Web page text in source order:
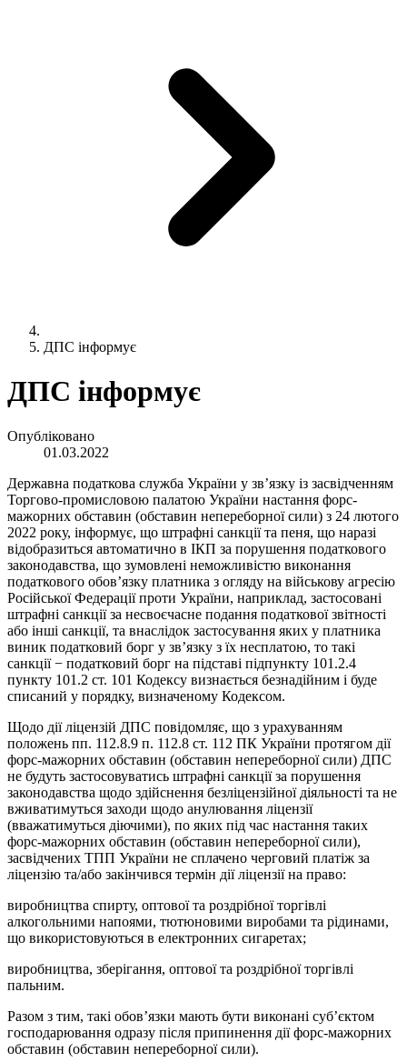
ДПС інформує
ДПС інформує
Опубліковано
01.03.2022
Державна податкова служба України у зв’язку із засвідченням
Торгово-промисловою палатою України настання форс-
мажорних обставин (обставин непереборної сили) з 24 лютого
2022 року, інформує, що штрафні санкції та пеня, що наразі
відобразиться автоматично в ІКП за порушення податкового
законодавства, що зумовлені неможливістю виконання
податкового обов’язку платника з огляду на військову агресію
Російської Федерації проти України, наприклад, застосовані
штрафні санкції за несвоєчасне подання податкової звітності
або інші санкції, та внаслідок застосування яких у платника
виник податковий борг у зв’язку з їх несплатою, то такі
санкції − податковий борг на підставі підпункту 101.2.4
пункту 101.2 ст. 101 Кодексу визнається безнадійним і буде
списаний у порядку, визначеному Кодексом.
Щодо дії ліцензій ДПС повідомляє, що з урахуванням
положень пп. 112.8.9 п. 112.8 ст. 112 ПК України протягом дії
форс-мажорних обставин (обставин непереборної сили) ДПС
не будуть застосовуватись штрафні санкції за порушення
законодавства щодо здійснення безліцензійної діяльності та не
вживатимуться заходи щодо анулювання ліцензії
(вважатимуться діючими), по яких під час настання таких
форс-мажорних обставин (обставин непереборної сили),
засвідчених ТПП України не сплачено черговий платіж за
ліцензію та/або закінчився термін дії ліцензії на право:
виробництва спирту, оптової та роздрібної торгівлі
алкогольними напоями, тютюновими виробами та рідинами,
що використовуються в електронних сигаретах;
виробництва, зберігання, оптової та роздрібної торгівлі
пальним.
Разом з тим, такі обов’язки мають бути виконані суб’єктом
господарювання одразу після припинення дії форс-мажорних
обставин (обставин непереборної сили).